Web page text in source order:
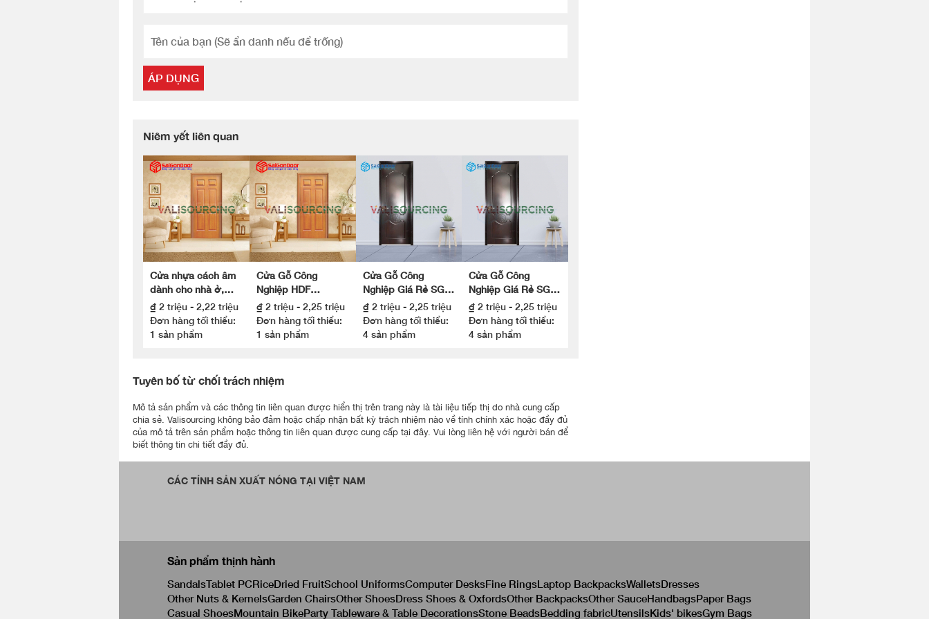
ÁP DỤNG
Niêm yết liên quan
Cửa nhựa cách âm
dành cho nhà ở,
khách sạn
₫ 2 triệu - 2,22 triệu
Đơn hàng tối thiểu:
1 sản phẩm
Cửa Gỗ Công
Nghiệp HDF
SGD.6A-C9 | Cửa
Thông Phòng Cách
Âm
₫ 2 triệu - 2,25 triệu
Đơn hàng tối thiểu:
1 sản phẩm
Cửa Gỗ Công
Nghiệp Giá Rẻ SGD
Composite SYA 330
₫ 2 triệu - 2,25 triệu
Đơn hàng tối thiểu:
4 sản phẩm
Cửa Gỗ Công
Nghiệp Giá Rẻ SGD
Composite SYA 330
₫ 2 triệu - 2,25 triệu
Đơn hàng tối thiểu:
4 sản phẩm
Tuyên bố từ chối trách nhiệm
Mô tả sản phẩm và các thông tin liên quan được hiển thị trên trang này là tài liệu tiếp thị do nhà cung cấp
chia sẻ. Valisourcing không bảo đảm hoặc chấp nhận bất kỳ trách nhiệm nào về tính chính xác hoặc đầy đủ
của mô tả trên sản phẩm hoặc thông tin liên quan được cung cấp tại đây. Vui lòng liên hệ với người bán để
biết thông tin chi tiết đầy đủ.
CÁC TỈNH SẢN XUẤT NÓNG TẠI VIỆT NAM
Sản phẩm thịnh hành
SandalsTablet PCRiceDried FruitSchool UniformsComputer DesksFine RingsLaptop BackpacksWalletsDresses
Other Nuts & KernelsGarden ChairsOther ShoesDress Shoes & OxfordsOther BackpacksOther SauceHandbagsPaper Bags
Casual ShoesMountain BikeParty Tableware & Table DecorationsStone BeadsBedding fabricUtensilsKids' bikesGym Bags